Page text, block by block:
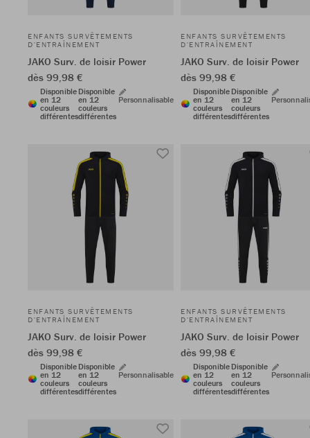
ENFANTS SURVÊTEMENTS
D'ENTRAÎNEMENT
JAKO Surv. de loisir Power
dès 99,98 €
Disponible
en 12
couleurs
différentes
Disponible
en 12
couleurs
différentes
Personnalisable
ENFANTS SURVÊTEMENTS
D'ENTRAÎNEMENT
JAKO Surv. de loisir Power
dès 99,98 €
Disponible
en 12
couleurs
différentes
Disponible
en 12
couleurs
différentes
ENFANTS SURVÊTEMENTS
D'ENTRAÎNEMENT
JAKO Surv. de loisir Power
dès 99,98 €
Disponible
en 12
couleurs
différentes
Disponible
en 12
couleurs
différentes
Personnalisable
ENFANTS SURVÊTEMENTS
D'ENTRAÎNEMENT
JAKO Surv. de loisir Power
dès 99,98 €
Disponible
en 12
couleurs
différentes
Disponible
en 12
couleurs
différentes